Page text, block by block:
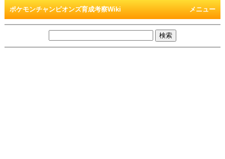
メニュー
ポケモンチャンピオンズ育成考察Wiki